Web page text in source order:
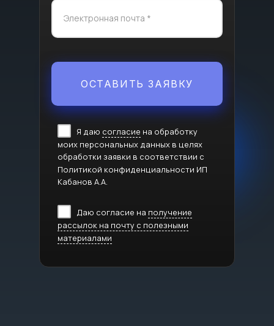
ОСТАВИТЬ ЗАЯВКУ
Я даю согласие на обработку
моих персональных данных в целях
обработки заявки в соответствии с
Политикой конфиденциальности ИП
Кабанов А.А.
Даю согласие на получение
рассылок на почту с полезными
материалами